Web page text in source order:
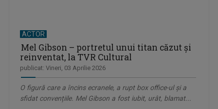
ACTOR
Mel Gibson – portretul unui titan căzut și
reinventat, la TVR Cultural
publicat: Vineri, 03 Aprilie 2026
O figură care a încins ecranele, a rupt box office-ul și a
sfidat convențiile. Mel Gibson a fost iubit, urât, blamat...